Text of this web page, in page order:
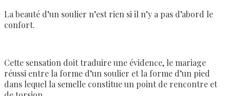
La beauté d’un soulier n’est rien si il n’y a pas d’abord le
confort.
Cette sensation doit traduire une évidence, le mariage
réussi entre la forme d’un soulier et la forme d’un pied
dans lequel la semelle constitue un point de rencontre et